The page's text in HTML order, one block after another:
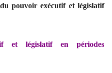
pouvoir exécutif et législatif
législatif en périodes